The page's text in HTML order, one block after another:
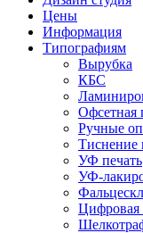
Цены
Информация
Типографиям
Вырубка
КБС
Офсетная
Ручные
Тиснение
УФ печать
УФ-
Цифровая